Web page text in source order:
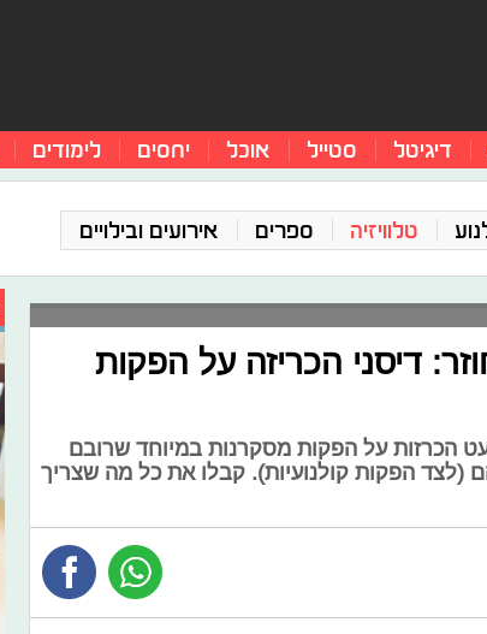
דיגיטל סטייל אוכל יחסים לימודים
טלוויזיה ספרים אירועים ובילויים
דיסני הכריזה על הפקות
הכרזות על הפקות מסקרנות במיוחד שרובם
(לצד הפקות קולנועיות). קבלו את כל מה שצריך